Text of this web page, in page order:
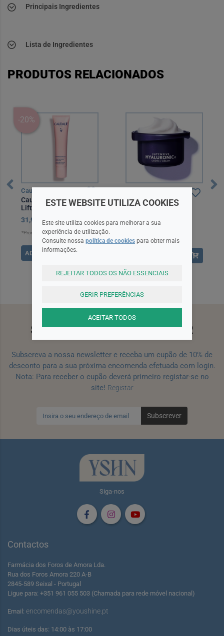
Principais Ingredientes
Lista de Ingredientes
PRODUTOS RELACIONADOS
-20%
Caudalie
Caudalie Resveratrol-
Lift Fluido Caxemira 40
ml
31,92EUR* 39,90EUR
*Promoção válida de 2026-07-08 a
2026-09-01
ADICIONAR
Esthederm Intensive
Hyaluronic+ Creme
56,30EUR
SUBSCREVA A NEWSLETTER
Subscreva a nossa newsletter e receba um cupão de 10% de
desconto para a sua próxima encomenda efetuada com login.
Nota: Para receber o cupão deverá primeiro registar-se no
site! Registar
Subscrever
Siga-nos
Contactos
Farmácia dos Foros de Amora Lda.
Rua dos Foros Amora 220 A-B
2845-589 Seixal - Portugal
Ligue para: +351 961 055 503 (Chamada para rede móvel nacional)
Email: encomendas@youshine.pt
Dias úteis das: 14:00 às 17:00
ESTE WEBSITE UTILIZA COOKIES
Este site utiliza cookies para melhorar a sua
experiência de utilização.
Consulte nossa política de cookies para obter mais
informações.
REJEITAR TODOS OS NÃO ESSENCIAIS
GERIR PREFERÊNCIAS
ACEITAR TODOS